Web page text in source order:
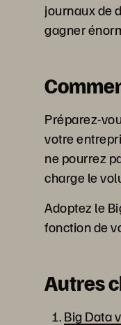
journaux de
gagner
Préparez-
votre
ne pourrez
charge le
Adoptez le
fonction de
Autres
Big Data